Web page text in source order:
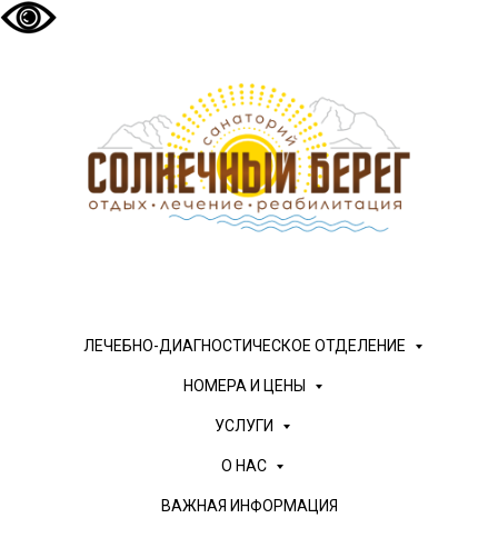
ЛЕЧЕБНО-ДИАГНОСТИЧЕСКОЕ ОТДЕЛЕНИЕ
НОМЕРА И ЦЕНЫ
УСЛУГИ
О НАС
ВАЖНАЯ ИНФОРМАЦИЯ